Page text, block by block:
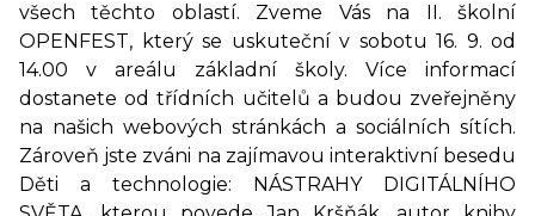
všech těchto oblastí. Zveme Vás na II. školní
OPENFEST, který se uskuteční v sobotu 16. 9. od
14.00 v areálu základní školy. Více informací
dostanete od třídních učitelů a budou zveřejněny
na našich webových stránkách a sociálních sítích.
Zároveň jste zváni na zajímavou interaktivní besedu
Děti a technologie: NÁSTRAHY DIGITÁLNÍHO